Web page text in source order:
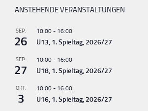
ANSTEHENDE VERANSTALTUNGEN
SEP.
26
10:00 - 16:00
U13, 1. Spieltag, 2026/27
SEP.
27
10:00 - 16:00
U18, 1. Spieltag, 2026/27
OKT.
3
10:00 - 16:00
U16, 1. Spieltag, 2026/27